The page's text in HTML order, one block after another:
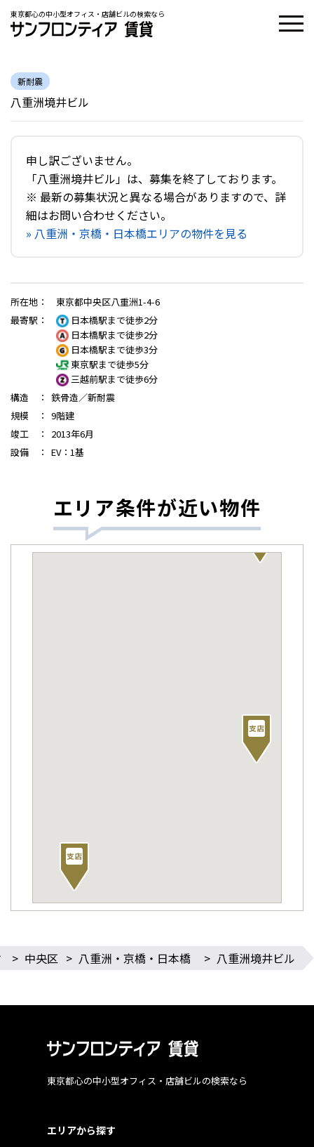
東京都心の中小型オフィス・店舗ビルの検索なら
新耐震
八重洲境井ビル
申し訳ございません。
「八重洲境井ビル」は、募集を終了しております。
※ 最新の募集状況と異なる場合がありますので、詳
細はお問い合わせください。
» 八重洲・京橋・日本橋エリアの物件を見る
所在地 ：
東京都中央区八重洲1-4-6
最寄駅 ：
日本橋駅まで徒歩2分
日本橋駅まで徒歩2分
日本橋駅まで徒歩3分
東京駅まで徒歩5分
三越前駅まで徒歩6分
構造
： 鉄骨造／新耐震
規模
： 9階建
竣工
：
2013年6月
設備
： EV：1基
エリア条件が近い物件
> 中央区 > 八重洲・京橋・日本橋 > 八重洲境井ビル
東京都心の中小型オフィス・店舗ビルの検索なら
エリアから探す